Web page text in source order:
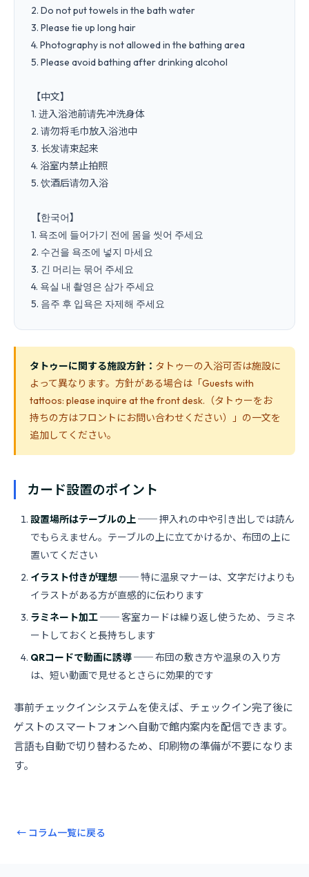
2. Do not put towels in the bath water
3. Please tie up long hair
4. Photography is not allowed in the bathing area
5. Please avoid bathing after drinking alcohol
【中文】
1. 进入浴池前请先冲洗身体
2. 请勿将毛巾放入浴池中
3. 长发请束起来
4. 浴室内禁止拍照
5. 饮酒后请勿入浴
【한국어】
1. 욕조에 들어가기 전에 몸을 씻어 주세요
2. 수건을 욕조에 넣지 마세요
3. 긴 머리는 묶어 주세요
4. 욕실 내 촬영은 삼가 주세요
タトゥーに関する施設方針： タトゥーの入浴可否は施設に
よって異なります。方針がある場合は「Guests with
tattoos: please inquire at the front desk.（タトゥーをお
持ちの方はフロントにお問い合わせください）」の一文を
追加してください。
カード設置のポイント
設置場所はテーブルの上── 押入れの中や引き出しでは読ん
でもらえません。テーブルの上に立てかけるか、布団の上に
置いてください
イラスト付きが理想── 特に温泉マナーは、文字だけよりも
イラストがある方が直感的に伝わります
ラミネート加工── 客室カードは繰り返し使うため、ラミネ
ートしておくと長持ちします
QRコードで動画に誘導── 布団の敷き方や温泉の入り方
は、短い動画で見せるとさらに効果的です
事前チェックインシステムを使えば、チェックイン完了後に
ゲストのスマートフォンへ自動で館内案内を配信できます。
言語も自動で切り替わるため、印刷物の準備が不要になりま
す。
← コラム一覧に戻る